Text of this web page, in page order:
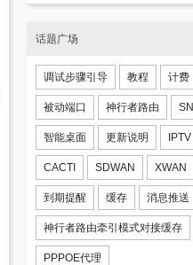
话题广场
调试步骤引导 教程 计费
被动端口 神行者路由
智能桌面 更新说明 IPTV
CACTI SDWAN XWAN
到期提醒 缓存 消息推送
神行者路由牵引模式对接缓存
PPPOE代理